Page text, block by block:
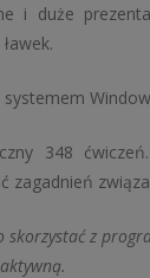
i duże
348
zagadnień
skorzystać z